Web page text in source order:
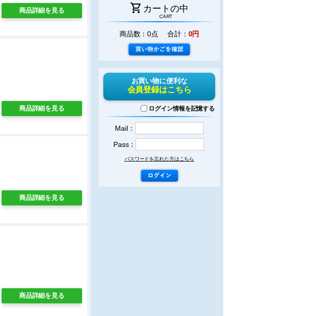
商品詳細を見る
商品詳細を見る
商品詳細を見る
商品詳細を見る
shopping_cart カートの中
CART
商品数：0点 合計： 0円
お買い物に便利な
会員登録はこちら
ログイン情報を記憶する
Mail：
Pass：
パスワードを忘れた方はこちら